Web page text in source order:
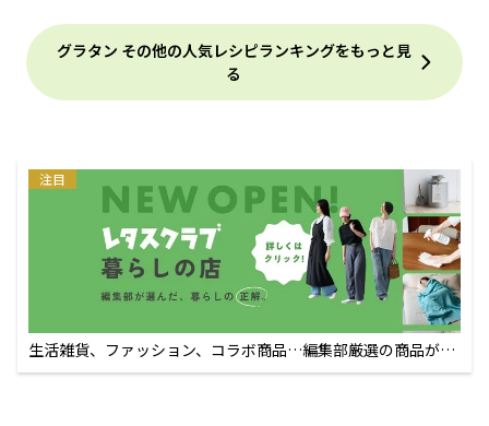
グラタン その他の人気レシピランキングをもっと見
る
注目
生活雑貨、ファッション、コラボ商品…編集部厳選の商品が買
えるECサイト